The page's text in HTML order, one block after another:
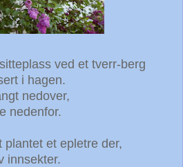
ved et tverr-berg
i hagen.
nedover,
nedenfor.
plantet et epletre der,
innsekter.